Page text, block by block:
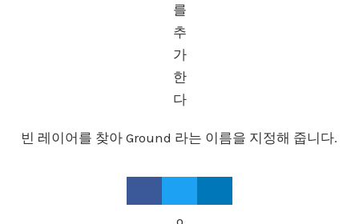
를
추
가
한
다
빈 레이어를 찾아 Ground 라는 이름을 지정해 줍니다.
o